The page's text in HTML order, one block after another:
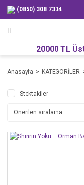
(0850) 308 7304
20000 TL
Anasayfa KATEGORİLER
Stoktakiler